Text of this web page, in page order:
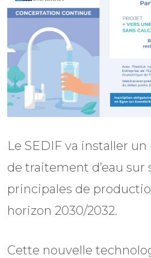
Le SEDIF va installer
de traitement d’eau sur
principales de
horizon 2030/2032.
Cette nouvelle